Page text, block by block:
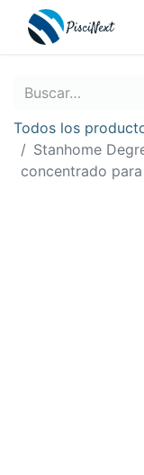
Todos los
Stanhome
concentrado